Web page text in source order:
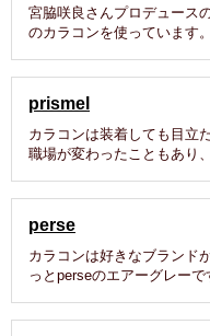
宮脇咲良さんプロデュース
のカラコンを使っています
prismel
カラコンは装着しても目立
職場が変わったこともあり
perse
カラコンは好きなブランド
っとperseのエアーグレー